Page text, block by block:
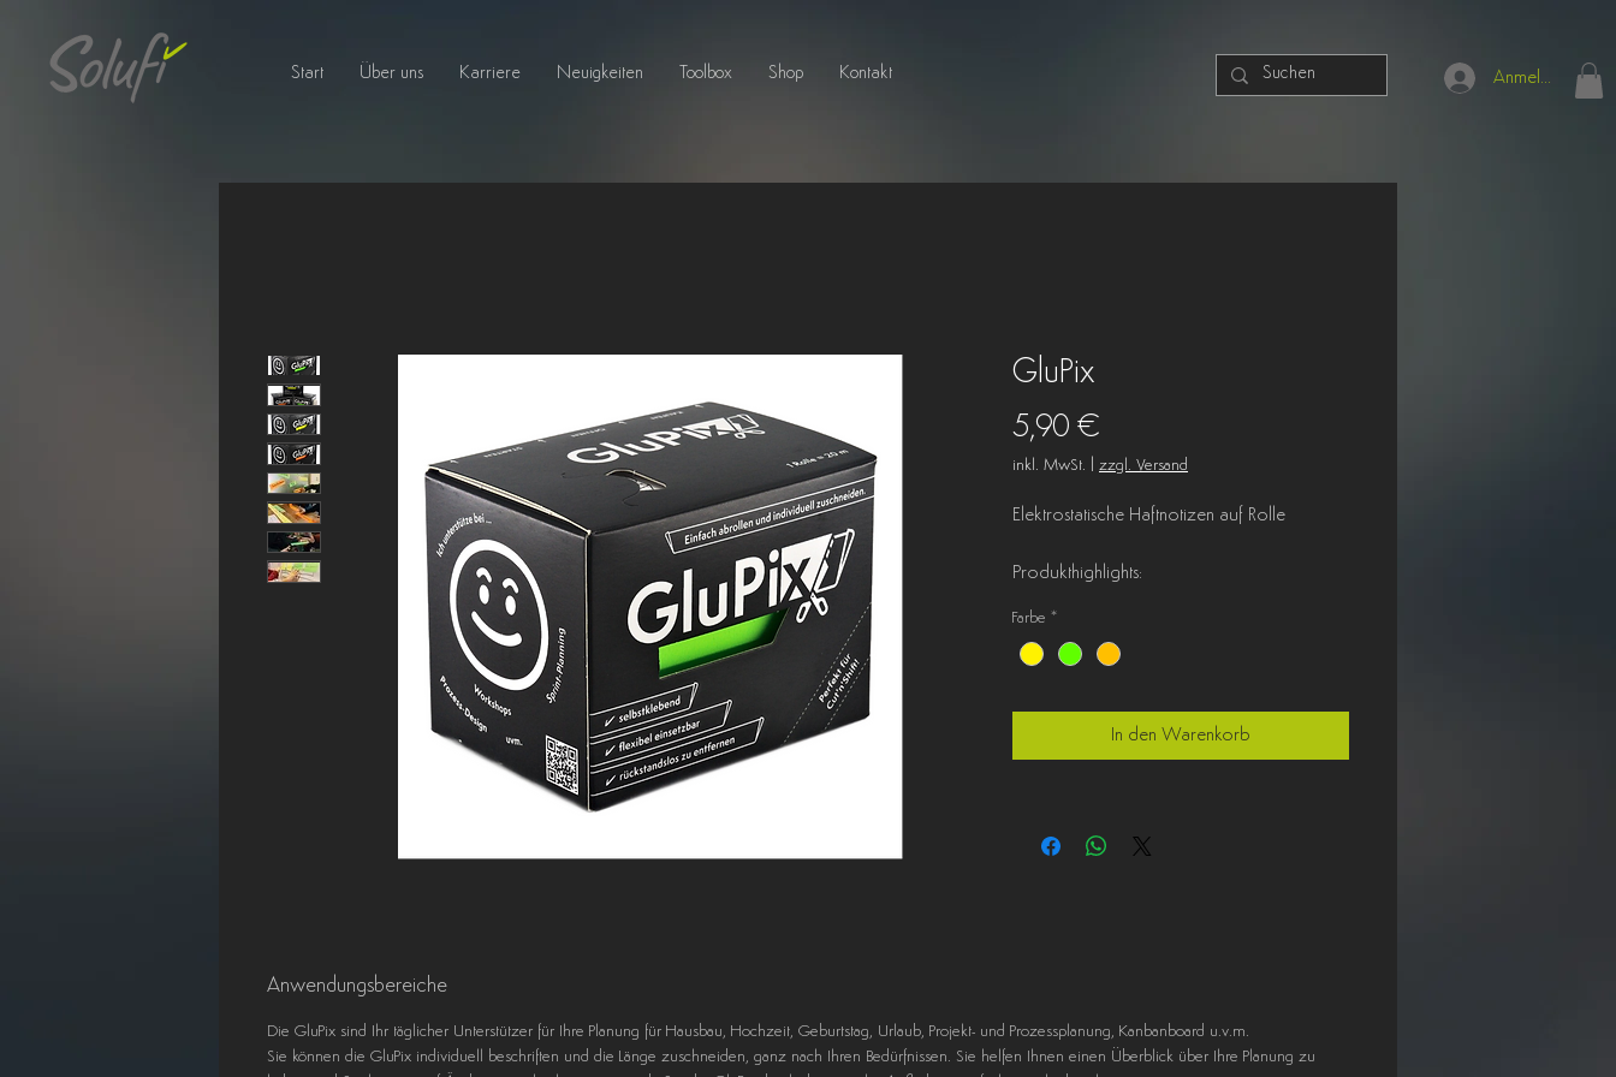
Start Über uns Karriere Neuigkeiten Toolbox Shop Kontakt Anmelden
GluPix
5,90 €
inkl. MwSt. zzgl. Versand
Elektrostatische Haftnotizen auf Rolle
Produkthighlight s:
✓ individuell zuschneiden
✓ flexibel einsetzbar
✓ rückstandslos zu entfernen
Farbe *
In den Warenkorb
Anwendungsbereiche
Die GluPix sind Ihr täglicher Unterstützer für Ihre Planung für Hausbau, Hochzeit, Geburtstag, Urlaub, Projekt- und Prozessplanung, Kanbanboard u.v.m.
Sie können die GluPix individuell beschriften und die Länge zuschneiden, ganz nach Ihren Bedürfnissen. Sie helfen Ihnen einen Überblick über Ihre Planung zu